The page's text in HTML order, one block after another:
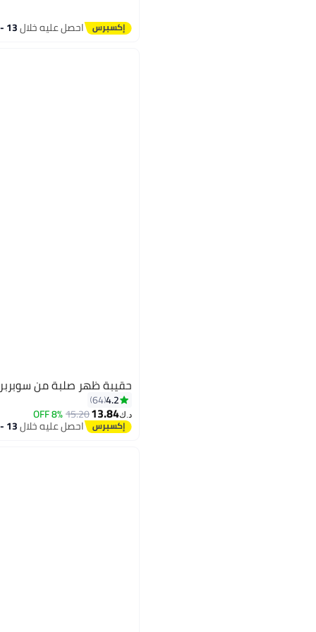
احصل عليه خلال13 - 14 اغسطس
17
حقيبة ظهر صلبة من
4.2
64
د.ك‏13.84
15.20
8% OFF
احصل عليه خلال13 - 14 اغسطس